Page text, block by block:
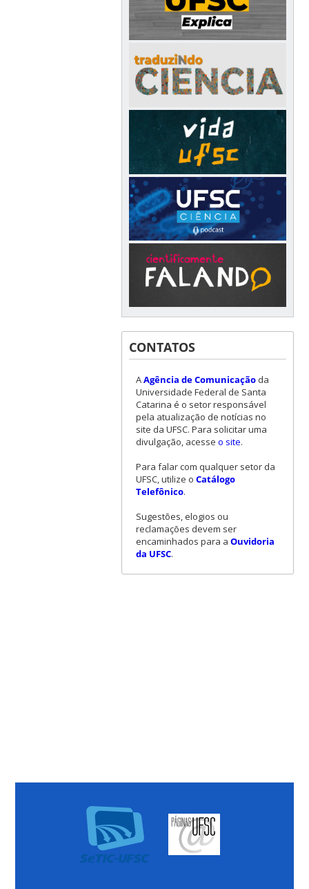
CONTATOS
AAgência de Comunicaçãoda
Universidade Federal de Santa
Catarina é o setor responsável
pela atualização de notícias no
site da UFSC. Para solicitar uma
divulgação, acesse o site.
Para falar com qualquer setor da
UFSC, utilize o Catálogo
Telefônico.
Sugestões, elogios ou
reclamações devem ser
encaminhados para a Ouvidoria
da UFSC.